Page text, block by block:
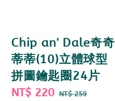
Chip an' Dale奇奇
蒂蒂(10)立體球型
拼圖鑰匙圈24片
Sale
NT$ 220 Regular
NT$ 259